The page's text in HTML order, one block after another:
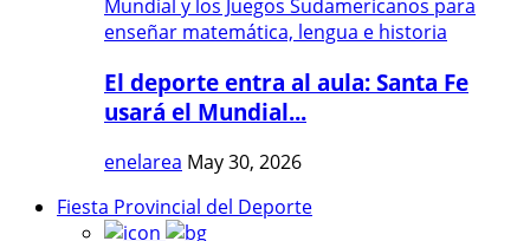
El deporte entra al aula: Santa Fe
usará el Mundial...
enelarea May 30, 2026
Fiesta Provincial del Deporte